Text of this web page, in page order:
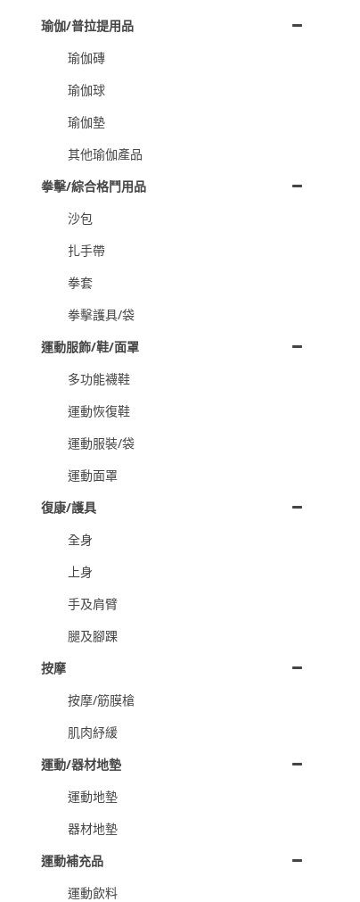
瑜伽/普拉提用品
瑜伽磚
瑜伽球
瑜伽墊
其他瑜伽產品
拳擊/綜合格鬥用品
沙包
扎手帶
拳套
拳擊護具/袋
運動服飾/鞋/面罩
多功能襪鞋
運動恢復鞋
運動服裝/袋
運動面罩
復康/護具
全身
上身
手及肩臂
腿及腳踝
按摩
按摩/筋膜槍
肌肉紓緩
運動/器材地墊
運動地墊
器材地墊
運動補充品
運動飲料